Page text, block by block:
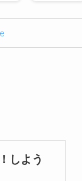
しよう